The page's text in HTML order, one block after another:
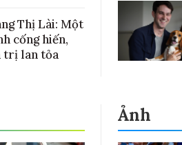
Thị Lài: Một
cống hiến,
trị lan tỏa
Ảnh